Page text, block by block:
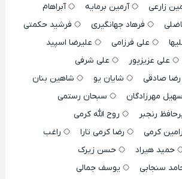
زارعی آرمین برمایه
آبراهام
فرهاد جهانگیری
فرشید حکمتی
علی فرزامی
علیرضا اسپید
علی عزیزپور
علی شرفی
رضا صادقی شایان یو
شاهین بنان
سهیل مهرزادگان
سبحان رستمی
رنجبر
روح الله کرمی
رامین کرمی رضا کرمی تارا
راغب
حمید هیراد
حسن زیرک
سنجابی
یوسف جمالی